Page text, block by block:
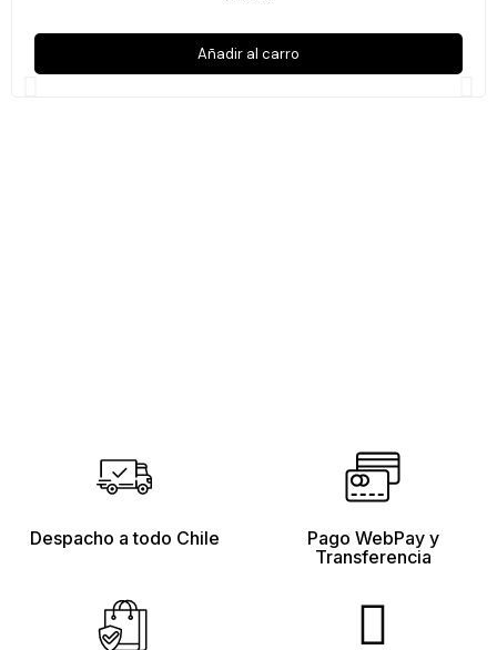
Añadir al carro
Despacho a todo Chile
Pago WebPay y
Transferencia